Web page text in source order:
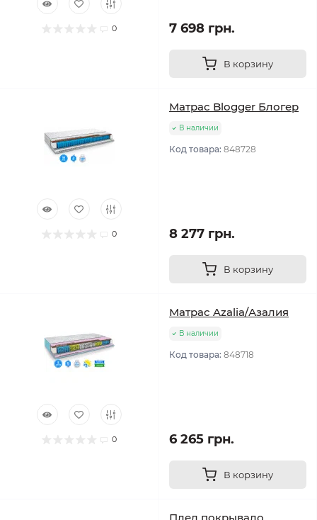
0 7 698 грн.
В корзину
0
Матрас Blogger Блогер
В наличии
Код товара: 848728
8 277 грн.
В корзину
0
Матрас Azalia/Азалия
В наличии
Код товара: 848718
6 265 грн.
В корзину